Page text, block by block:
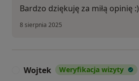
Bardzo dziękuję za miłą opinię :)
8 sierpnia 2025
Wojtek Weryfikacja wizyty